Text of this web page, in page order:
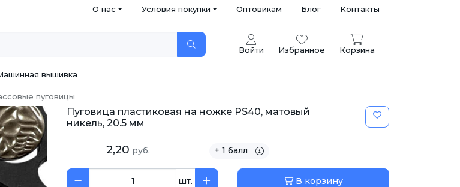
О нас Условия покупки Оптовикам Блог Контакты
Войти Избранное Корзина
вышивка
пуговицы
Пуговица пластиковая на ножке PS40, матовый
никель, 20.5 мм
2,20 руб. + 1 балл
шт. В корзину